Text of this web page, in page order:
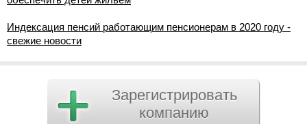
Индексация пенсий работающим пенсионерам в 2020 году -
свежие новости
Зарегистрировать
компанию